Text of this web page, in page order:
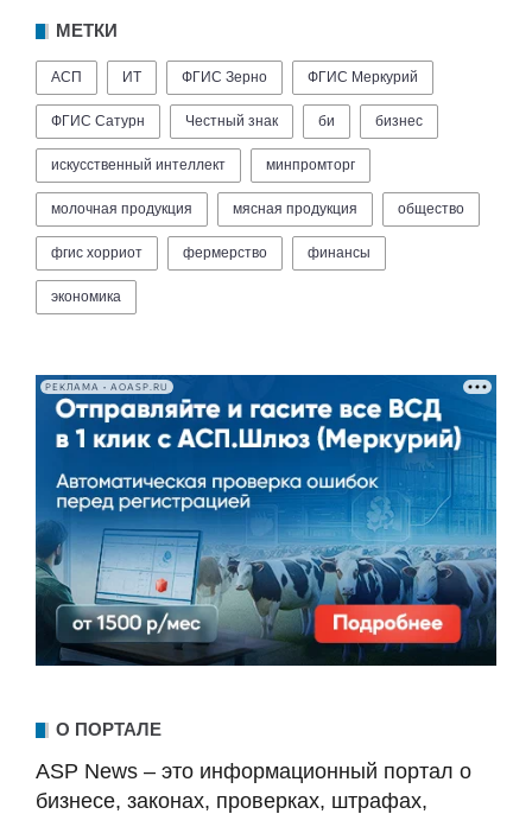
МЕТКИ
АСП ИТ ФГИС Зерно ФГИС Меркурий
ФГИС Сатурн Честный знак би бизнес
искусственный интеллект минпромторг
молочная продукция мясная продукция общество
фгис хорриот фермерство финансы
экономика
РЕКЛАМА • AOASP.RU
О ПОРТАЛЕ
ASP News – это информационный портал о
бизнесе, законах, проверках, штрафах,